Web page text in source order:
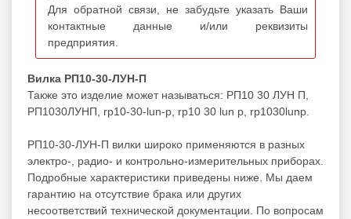
Для обратной связи, не забудьте указать Ваши
контактные данные и/или реквизиты
предприятия.
Вилка РП10-30-ЛУН-П
Также это изделие может называться: РП10 30 ЛУН П,
РП1030ЛУНП, rp10-30-lun-p, rp10 30 lun p, rp1030lunp.
РП10-30-ЛУН-П вилки широко применяются в разных
электро-, радио- и контрольно-измерительных приборах.
Подробные характеристики приведены ниже. Мы даем
гарантию на отсутствие брака или других
несоответствий технической документации. По вопросам